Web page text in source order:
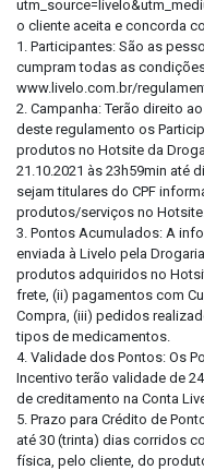
o cliente aceita e concorda
1. Participantes: São as
cumpram todas as
www.livelo.com.br/
2. Campanha: Terão direito
deste regulamento os
produtos no Hotsite da
21.10.2021 às 23h59min até
sejam titulares do CPF
produtos/serviços no
3. Pontos Acumulados: A
enviada à Livelo pela
produtos adquiridos no
frete, (ii) pagamentos com
Compra, (iii) pedidos
tipos de medicamentos.
4. Validade dos Pontos: Os
Incentivo terão validade de
de creditamento na Conta
5. Prazo para Crédito de
até 30 (trinta) dias corridos
física, pelo cliente, do